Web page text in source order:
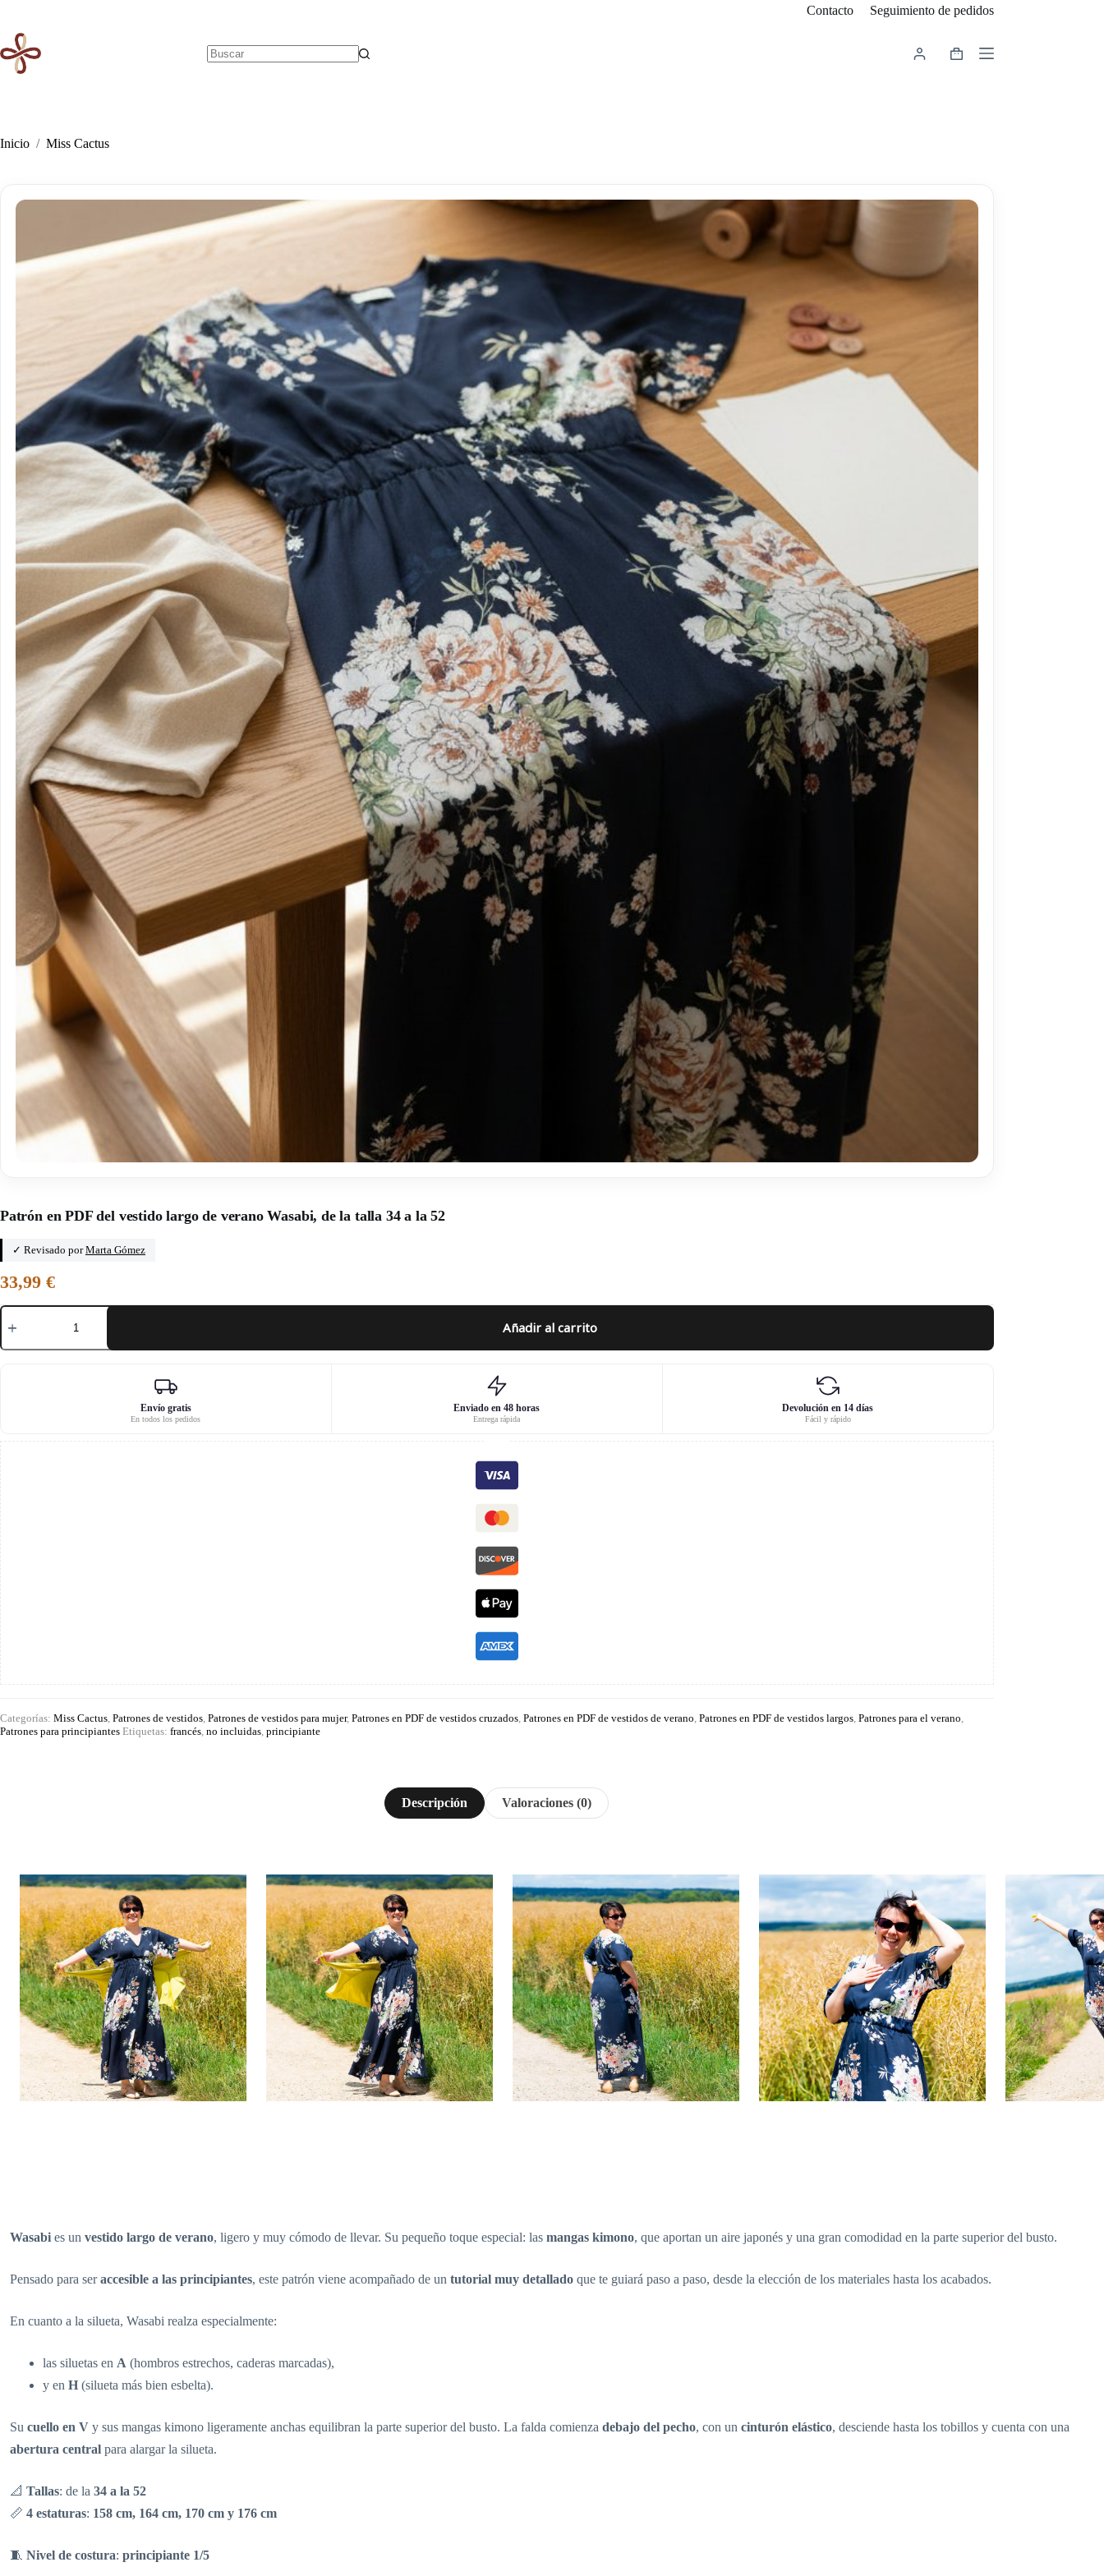
contenido
Contacto Seguimiento de pedidos
Carro
Inicio / Miss Cactus
Patrón en PDF del vestido largo de verano Wasabi, de la talla 34 a la 52
✓ Revisado porMarta Gómez
33,99 €
Patrón
en
del
la
talla
34
a
la
52
cantidad
Añadir al carrito
Envío gratis
En todos los pedidos
Enviado en 48 horas
Entrega rápida
Devolución en 14 días
Fácil y rápido
Categorías: Miss Cactus Patrones de vestidos Patrones de vestidos para mujer, Patrones en PDF de vestidos cruzados Patrones en PDF de vestidos de verano Patrones en PDF de vestidos largos Patrones para el verano
Patrones para principiantes Etiquetas: francés no incluidas principiante
Descripción Valoraciones (0)
Wasabi es un vestido largo de verano, ligero y muy cómodo de llevar. Su pequeño toque especial: las mangas kimono, que aportan un aire japonés y una gran comodidad en la parte superior del busto.
Pensado para seraccesible a las principiantes, este patrón viene acompañado de un tutorial muy detallado que te guiará paso a paso, desde la elección de los materiales hasta los acabados.
En cuanto a la silueta, Wasabi realza especialmente:
las siluetas en A (hombros estrechos, caderas marcadas),
y en H (silueta más bien esbelta).
Su cuello en V y sus mangas kimono ligeramente anchas equilibran la parte superior del busto. La falda comienza debajo del pecho, con un cinturón elástico, desciende hasta los tobillos y cuenta con una
abertura central para alargar la silueta.
📐 Tallas: de la 34 a la 52
📏 4 estaturas: 158 cm, 164 cm, 170 cm y 176 cm
🧵 Nivel de costura: principiante 1/5